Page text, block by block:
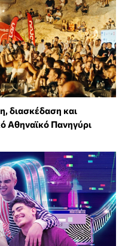
διασκέδαση και
Αθηναϊκό Πανηγύρι